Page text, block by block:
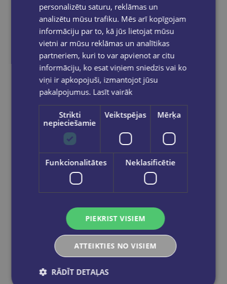
Papīrs A4 100lp. 80g/m2 Double A Premium
€1.95
Ielikt grozā
personalizētu saturu, reklāmas un
analizētu mūsu trafiku. Mēs arī kopīgojam
informāciju par to, kā jūs lietojat mūsu
vietni ar mūsu reklāmas un analītikas
partneriem, kuri to var apvienot ar citu
informāciju, ko esat viņiem sniedzis vai ko
viņi ir apkopojuši, izmantojot jūsu
pakalpojumus. Lasīt vairāk
Strikti
nepieciešamie
Veiktspējas Mērķa
Funkcionalitātes Neklasificētie
PIEKRIST VISIEM
ATTEIKTIES NO VISIEM
RĀDĪT DETAĻAS